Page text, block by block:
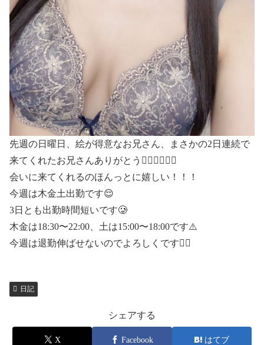
先週の日曜日、絵が得意なお兄さん、まさかの2日連続で
来てくれたお兄さんありがとう👩🏻‍❤️‍💋‍👨🏻
会いに来てくれるのほんっとに嬉しい！！！
今週は木金土出勤です😌
3日とも出勤時間短いです🥲
木金は18:30〜22:00、土は15:00〜18:00です⚠️
今週は退勤伸ばせないのでよろしくです🙇‍♀️
日記
シェアする
X Facebook はてブ